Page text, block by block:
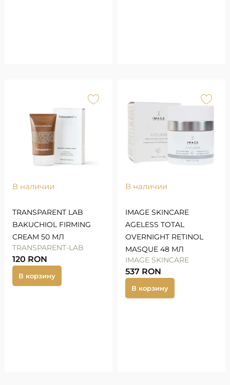
В наличии
TRANSPARENT LAB
BAKUCHIOL FIRMING
CREAM 50 МЛ
TRANSPARENT-LAB
120 RON
В корзину
В наличии
IMAGE SKINCARE
AGELESS TOTAL
OVERNIGHT RETINOL
MASQUE 48 МЛ
IMAGE SKINCARE
537 RON
В корзину